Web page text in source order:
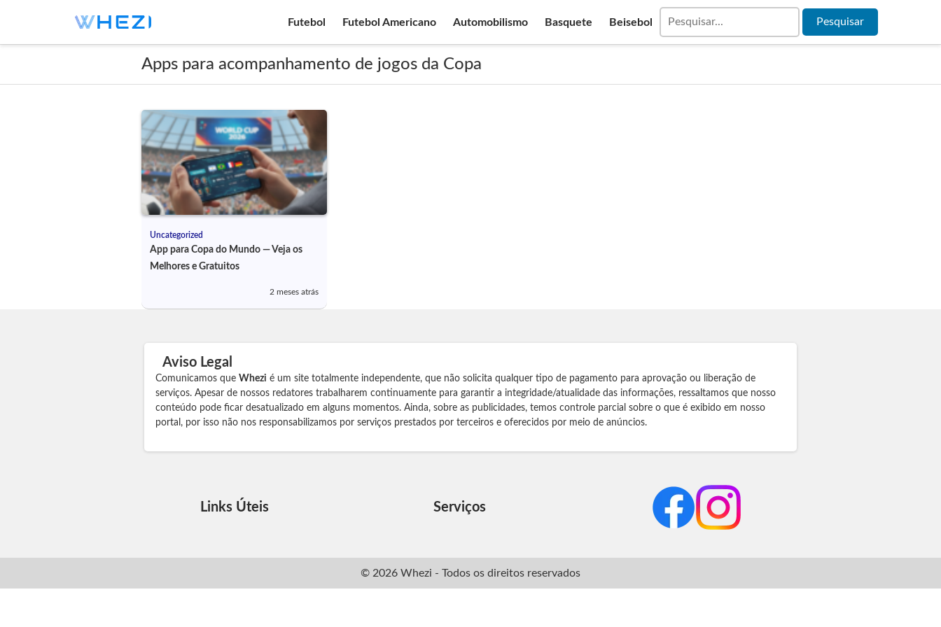
Futebol Futebol Americano Automobilismo Basquete Beisebol
Apps para acompanhamento de jogos da Copa
Uncategorized
App para Copa do Mundo — Veja os
Melhores e Gratuitos
2 meses atrás
Aviso Legal
Comunicamos que Whezi é um site totalmente independente, que não solicita qualquer tipo de pagamento para aprovação ou liberação de
serviços. Apesar de nossos redatores trabalharem continuamente para garantir a integridade/atualidade das informações, ressaltamos que nosso
conteúdo pode ficar desatualizado em alguns momentos. Ainda, sobre as publicidades, temos controle parcial sobre o que é exibido em nosso
portal, por isso não nos responsabilizamos por serviços prestados por terceiros e oferecidos por meio de anúncios.
Links Úteis Serviços
© 2026 Whezi - Todos os direitos reservados